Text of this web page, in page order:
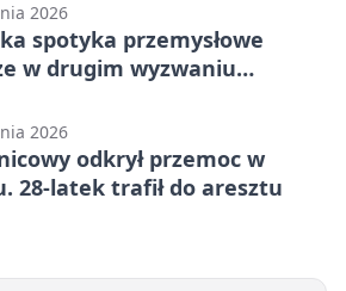
2026
spotyka przemysłowe
w drugim wyzwaniu
2026
odkrył przemoc w
28-latek trafił do aresztu